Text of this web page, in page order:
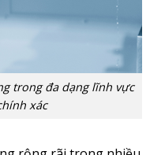
trong đa dạng lĩnh vực
xác